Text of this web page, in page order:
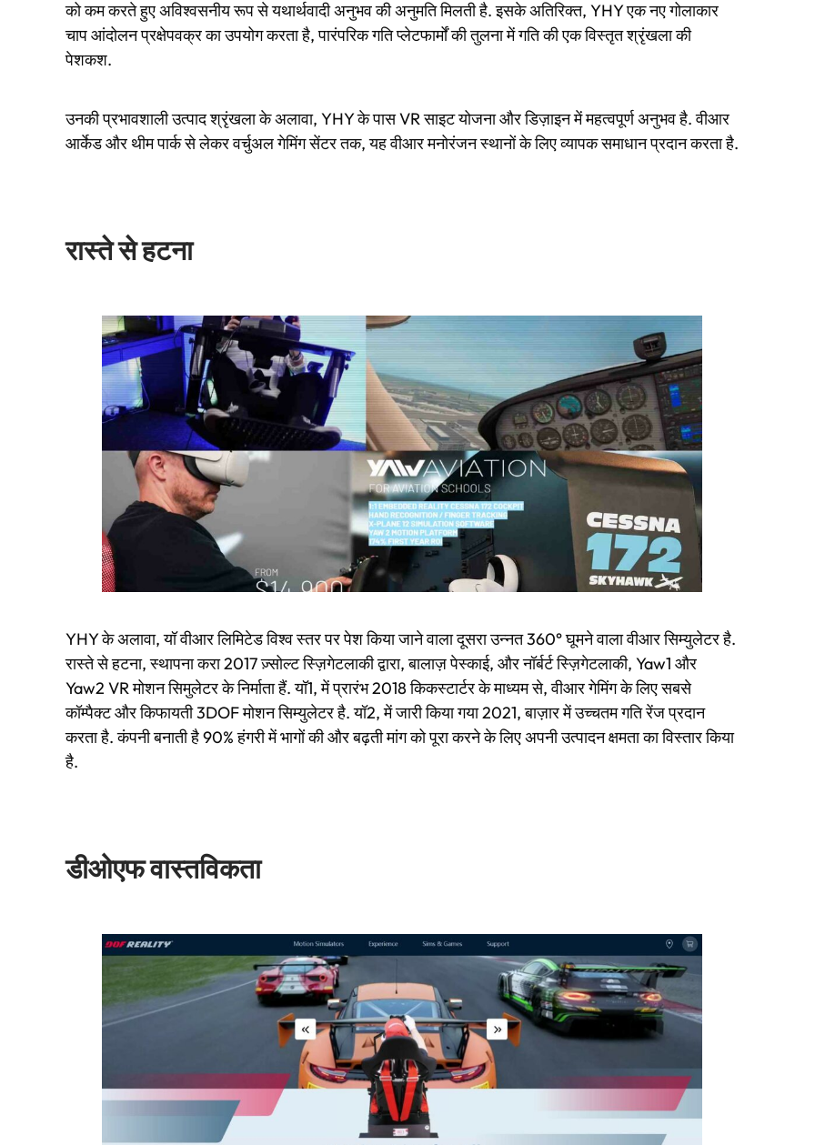
को कम करते हुए अविश्वसनीय रूप से यथार्थवादी अनुभव की अनुमति मिलती है. इसके अतिरिक्त, YHY एक नए गोलाकार
चाप आंदोलन प्रक्षेपवक्र का उपयोग करता है, पारंपरिक गति प्लेटफार्मों की तुलना में गति की एक विस्तृत श्रृंखला की
पेशकश.
उनकी प्रभावशाली उत्पाद श्रृंखला के अलावा, YHY के पास VR साइट योजना और डिज़ाइन में महत्वपूर्ण अनुभव है. वीआर
आर्केड और थीम पार्क से लेकर वर्चुअल गेमिंग सेंटर तक, यह वीआर मनोरंजन स्थानों के लिए व्यापक समाधान प्रदान करता है.
रास्ते से हटना
YHY के अलावा, यॉ वीआर लिमिटेड विश्व स्तर पर पेश किया जाने वाला दूसरा उन्नत 360° घूमने वाला वीआर सिम्युलेटर है.
रास्ते से हटना, स्थापना करा 2017 ज़्सोल्ट स्ज़िगेटलाकी द्वारा, बालाज़ पेस्काई, और नॉर्बर्ट स्ज़िगेटलाकी, Yaw1 और
Yaw2 VR मोशन सिमुलेटर के निर्माता हैं. यॉ1, में प्रारंभ 2018 किकस्टार्टर के माध्यम से, वीआर गेमिंग के लिए सबसे
कॉम्पैक्ट और किफायती 3DOF मोशन सिम्युलेटर है. यॉ2, में जारी किया गया 2021, बाज़ार में उच्चतम गति रेंज प्रदान
करता है. कंपनी बनाती है 90% हंगरी में भागों की और बढ़ती मांग को पूरा करने के लिए अपनी उत्पादन क्षमता का विस्तार किया
है.
डीओएफ वास्तविकता